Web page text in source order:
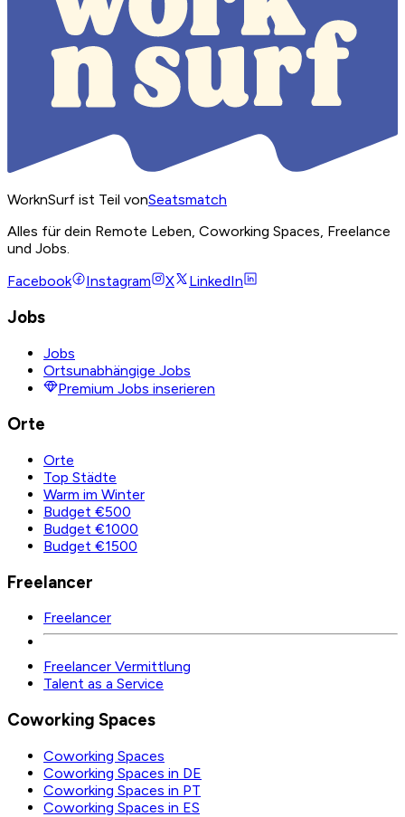
WorknSurf ist Teil vonSeatsmatch
Alles für dein Remote Leben, Coworking Spaces, Freelance
und Jobs.
Facebook
Instagram X LinkedIn
Jobs
Jobs
Ortsunabhängige Jobs
Premium Jobs inserieren
Orte
Orte
Top Städte
Warm im Winter
Budget €500
Budget €1000
Budget €1500
Freelancer
Freelancer
Freelancer Vermittlung
Talent as a Service
Coworking Spaces
Coworking Spaces
Coworking Spaces in DE
Coworking Spaces in PT
Coworking Spaces in ES